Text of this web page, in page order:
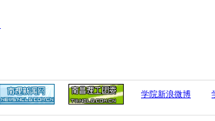
学院新浪微博